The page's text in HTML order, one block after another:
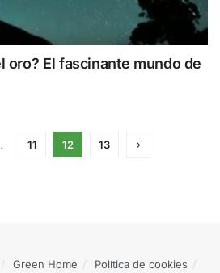
oro? El fascinante mundo de
11 12 13
Green Home Política de cookies